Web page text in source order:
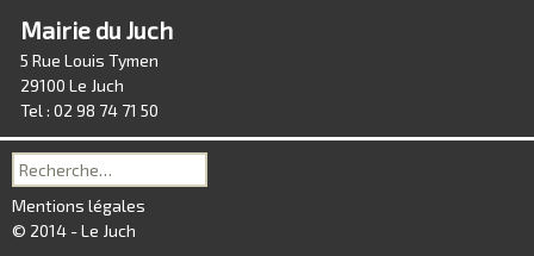
Mairie du Juch
5 Rue Louis Tymen
29100 Le Juch
Tel : 02 98 74 71 50
Recherche
pour :
Mentions légales
© 2014 - Le Juch